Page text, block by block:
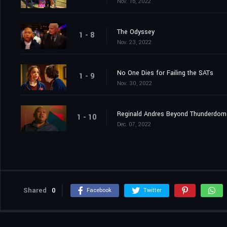
1 - 8 The Odyssey
Nov. 23, 2022
1 - 9 No One Dies for Failing the SATs
Nov. 30, 2022
1 - 10 Reginald Andres Beyond
Dec. 07, 2022
Shared 0 Facebook Twitter